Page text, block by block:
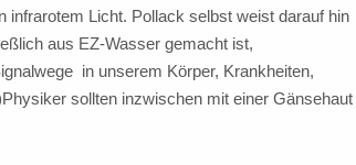
infrarotem Licht. Pollack selbst weist darauf hin
aus EZ-Wasser gemacht ist,
in unserem Körper, Krankheiten,
sollten inzwischen mit einer Gänsehaut